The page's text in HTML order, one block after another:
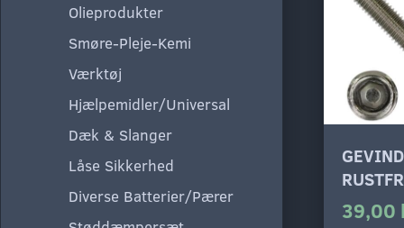
Olieprodukter
Smøre-Pleje-Kemi
Værktøj
Hjælpemidler/Universal
Dæk & Slanger
Låse Sikkerhed
Diverse Batterier/Pærer
39,00